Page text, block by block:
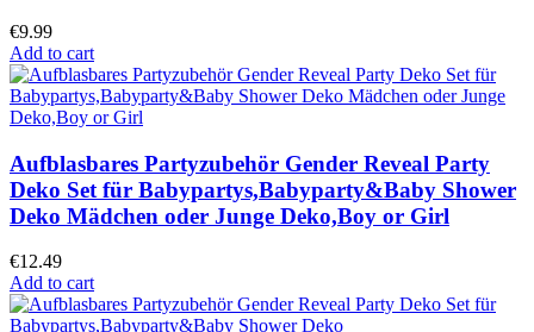
€9.99
Add to cart
Aufblasbares Partyzubehör Gender Reveal Party
Deko Set für Babypartys,Babyparty&Baby Shower
Deko Mädchen oder Junge Deko,Boy or Girl
€12.49
Add to cart